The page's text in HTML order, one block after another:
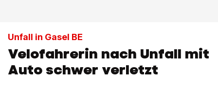
Unfall in Gasel BE
Velofahrerin nach Unfall mit
Auto schwer verletzt